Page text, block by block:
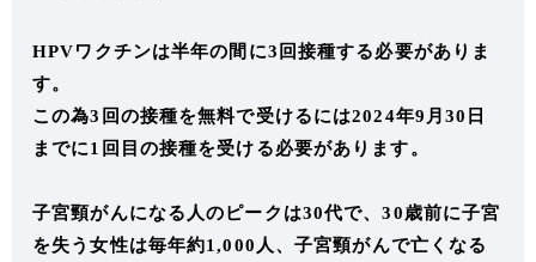
HPVワクチンは半年の間に3回接種する必要がありま
す。
この為3回の接種を無料で受けるには2024年9月30日
までに1回目の接種を受ける必要があります。
子宮頸がんになる人のピークは30代で、30歳前に子宮
を失う女性は毎年約1,000人、子宮頸がんで亡くなる